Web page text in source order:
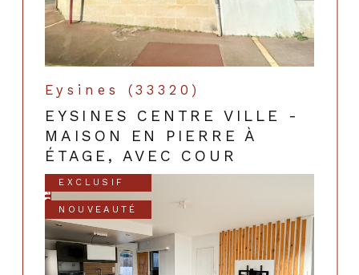
Eysines (33320)
EYSINES CENTRE VILLE -
MAISON EN PIERRE À
ÉTAGE, AVEC COUR
EXCLUSIF
NOUVEAUTÉ